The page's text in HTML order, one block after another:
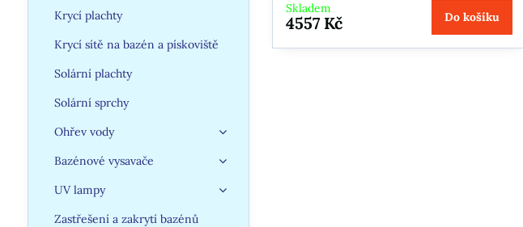
Skladem
4557 Kč Do košíku
Krycí plachty
Krycí sítě na bazén a pískoviště
Solární plachty
Solární sprchy
Ohřev vody
Bazénové vysavače
UV lampy
Zastřešení a zakrytí bazénů